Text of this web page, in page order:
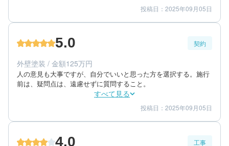
仕上がり 5
満足度 5
60代/女性/一戸建て
築年数：31年
投稿日：2025年09月05日
5.0 契約
外壁塗装 / 金額125万円
人の意見も大事ですが、自分でいいと思った方を選択する。施行
前は、疑問点は、遠慮せずに質問すること。
すべて見る
金額感 5
担当者 5
60代/女性/一戸建て
投稿日：2025年09月05日
4.0 工事